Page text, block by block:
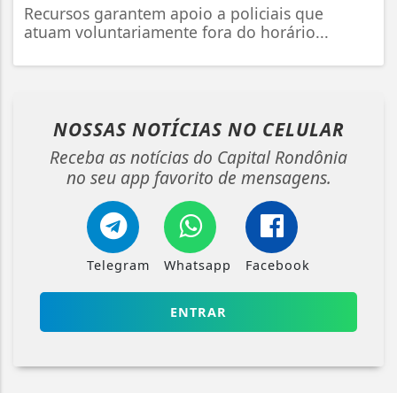
Recursos garantem apoio a policiais que
atuam voluntariamente fora do horário...
NOSSAS NOTÍCIAS NO CELULAR
Receba as notícias do Capital Rondônia
no seu app favorito de mensagens.
Telegram Whatsapp Facebook
ENTRAR